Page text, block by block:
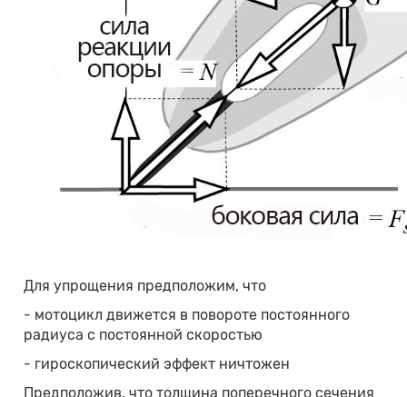
Для упрощения предположим, что
- мотоцикл движется в повороте постоянного
радиуса с постоянной скоростью
- гироскопический эффект ничтожен
Предположив, что толщина поперечного сечения